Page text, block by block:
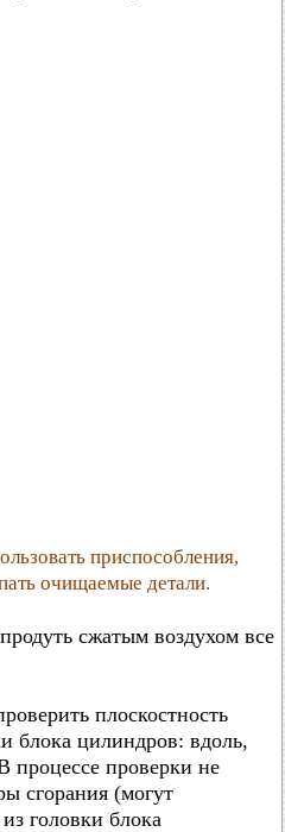
приспособления,
очищаемые детали.
сжатым воздухом все
плоскостность
блока цилиндров: вдоль,
процессе проверки не
сгорания (могут
головки блока